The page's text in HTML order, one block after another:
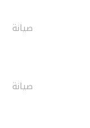
صيانة
صيانة